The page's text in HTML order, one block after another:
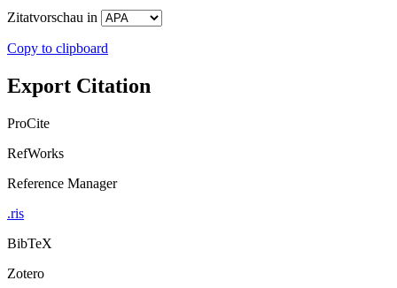
Zitatvorschau in
Copy to clipboard
Export Citation
ProCite
RefWorks
Reference Manager
.ris
BibTeX
Zotero